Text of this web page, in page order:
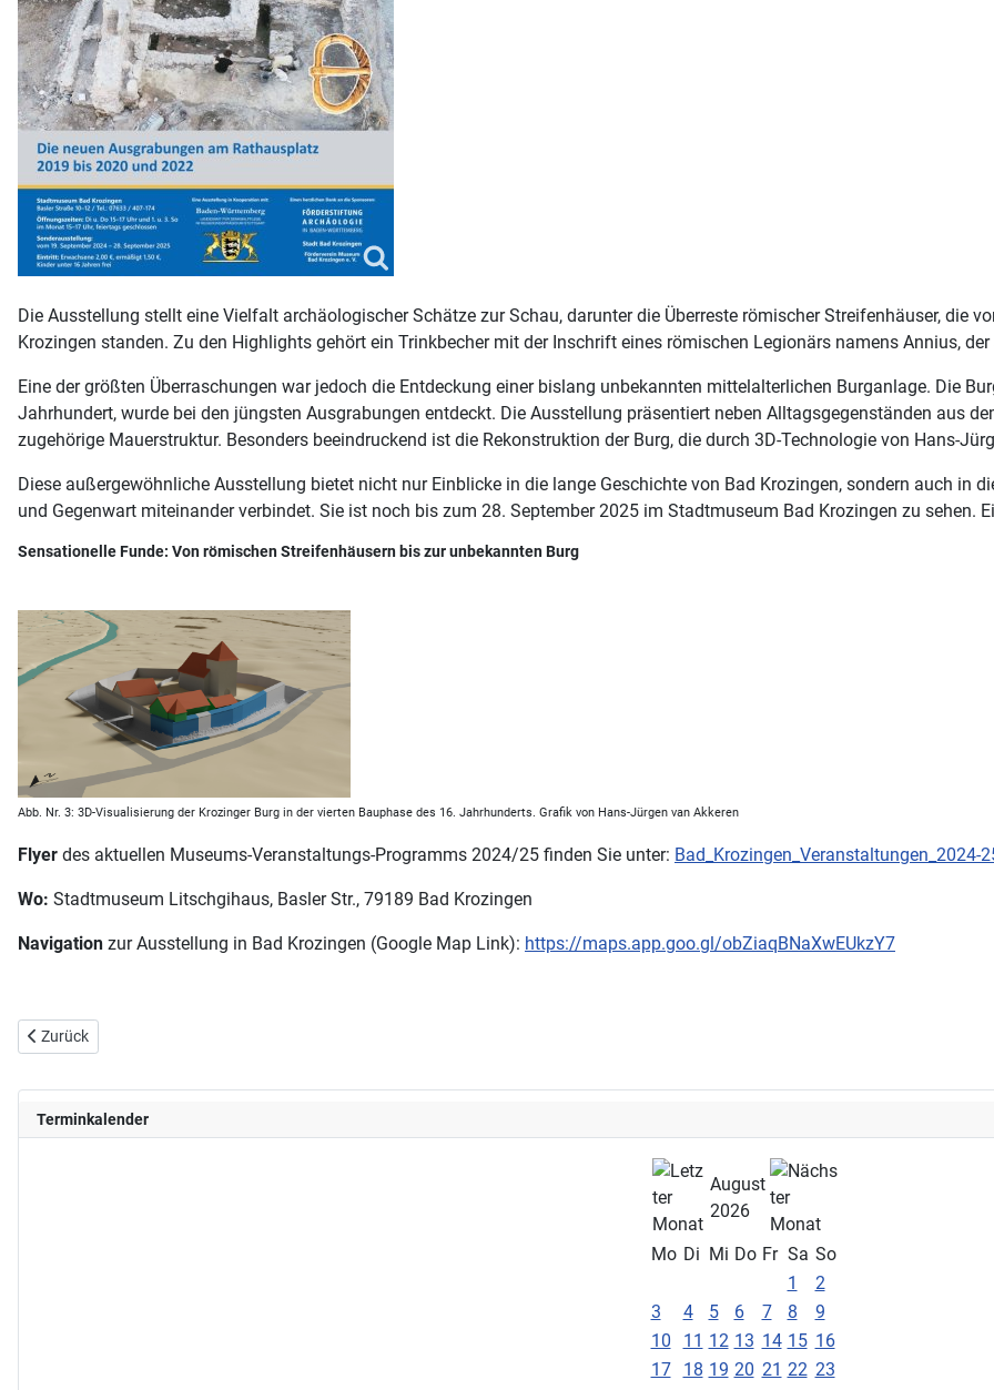
Terminkalender
August
2026
Mo Di Mi Do Fr Sa So
1
2
3
4 5 6 7 8
9
10
11 12 13 14 15 16
17
18 19 20 21 22 23
Die Ausstellung stellt eine Vielfalt archäologischer Schätze zur Schau, darunter die Überreste römischer Streifenhäuser, die
Krozingen standen. Zu den Highlights gehört ein Trinkbecher mit der Inschrift eines römischen Legionärs namens Annius,
Eine der größten Überraschungen war jedoch die Entdeckung einer bislang unbekannten mittelalterlichen Burganlage. Die
Jahrhundert, wurde bei den jüngsten Ausgrabungen entdeckt. Die Ausstellung präsentiert neben Alltagsgegenständen aus
zugehörige Mauerstruktur. Besonders beeindruckend ist die Rekonstruktion der Burg, die durch 3D-Technologie von Hans-
Diese außergewöhnliche Ausstellung bietet nicht nur Einblicke in die lange Geschichte von Bad Krozingen, sondern auch in
und Gegenwart miteinander verbindet. Sie ist noch bis zum 28. September 2025 im Stadtmuseum Bad Krozingen zu sehen.
Sensationelle Funde: Von römischen Streifenhäusern bis zur unbekannten Burg
Abb. Nr. 3: 3D-Visualisierung der Krozinger Burg in der vierten Bauphase des 16. Jahrhunderts. Grafik von Hans-Jürgen van Akkeren
Flyer des aktuellen Museums-Veranstaltungs-Programms 2024/25 finden Sie unter: Bad_Krozingen_Veranstaltungen_2024-
Wo: Stadtmuseum Litschgihaus, Basler Str., 79189 Bad Krozingen
Navigation zur Ausstellung in Bad Krozingen (Google Map Link): https://maps.app.goo.gl/obZiaqBNaXwEUkzY7
Vorheriger Beitrag: Veranstaltung „Spurensuche Tennenbach II - 11./12. April 2025
Zurück